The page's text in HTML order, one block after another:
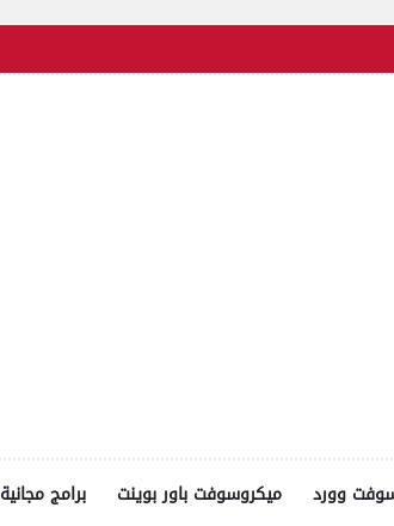
وورد ميكروسوفت باور بوينت برامج مجانية